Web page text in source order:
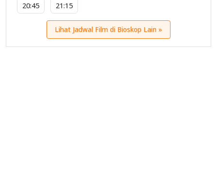
20:45 21:15
Lihat Jadwal Film di Bioskop Lain »